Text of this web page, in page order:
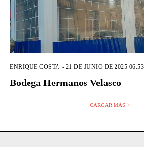
ENRIQUE COSTA - 21 DE JUNIO DE 2025 06:53
Bodega Hermanos Velasco
CARGAR MÁS